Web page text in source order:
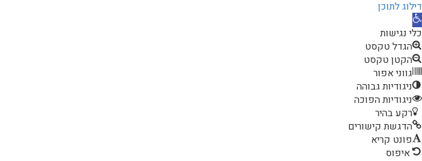
דילוג לתוכן
פתח
סרגל
נגישות
כלי נגישות
הגדל טקסט
הקטן טקסט
גווני אפור
ניגודיות גבוהה
ניגודיות הפוכה
רקע בהיר
הדגשת קישורים
פונט קריא
איפוס